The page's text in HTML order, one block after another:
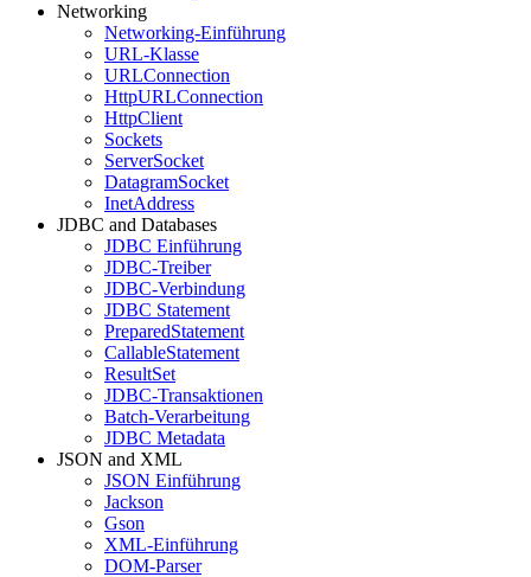
Networking
Networking-Einführung
URL-Klasse
URLConnection
HttpURLConnection
HttpClient
Sockets
ServerSocket
DatagramSocket
InetAddress
JDBC and Databases
JDBC Einführung
JDBC-Treiber
JDBC-Verbindung
JDBC Statement
PreparedStatement
CallableStatement
ResultSet
JDBC-Transaktionen
Batch-Verarbeitung
JDBC Metadata
JSON and XML
JSON Einführung
Jackson
Gson
XML-Einführung
DOM-Parser